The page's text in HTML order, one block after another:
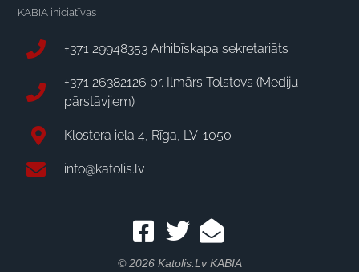
KABIA iniciatīvas
+371 29948353 Arhibīskapa sekretariāts
+371 26382126 pr. Ilmārs Tolstovs (Mediju
pārstāvjiem)
Klostera iela 4, Rīga, LV-1050
info@katolis.lv
© 2026 Katolis.lv KABIA